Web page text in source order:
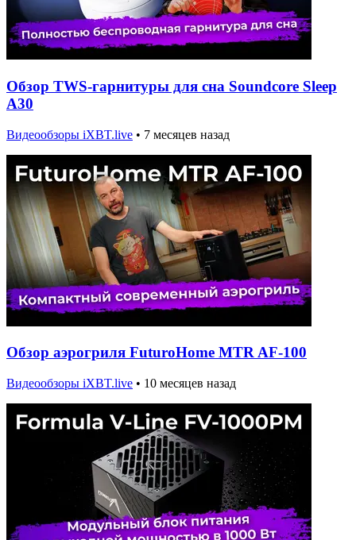
Обзор TWS-гарнитуры для сна Soundcore Sleep
A30
Видеообзоры iXBT.live • 7 месяцев назад
Обзор аэрогриля FuturoHome MTR AF-100
Видеообзоры iXBT.live • 10 месяцев назад